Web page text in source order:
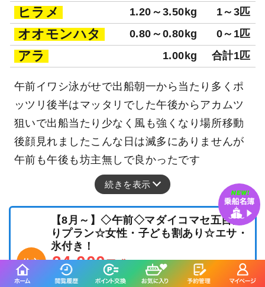
ヒラメ 1.20～3.50kg 1～3匹
オオモンハタ 0.80～0.80kg 0～1匹
アラ 1.00kg 合計1匹
午前イワシ泳がせで出船朝一から当たり多くポ
ッツリ後半はマッタリでした午後からアカムツ
狙いで出船当たり少なく風も強くなり場所移動
後顔見れましたこんな日は滅多にありませんが
午前も午後も坊主無しで良かったです
続きを表示
仕立
【8月～】◇午前◇マダイコマセ五目釣
りプラン☆女性・子ども割あり☆エサ・
氷付き！
24,000円/隻
3,000ポイント還元